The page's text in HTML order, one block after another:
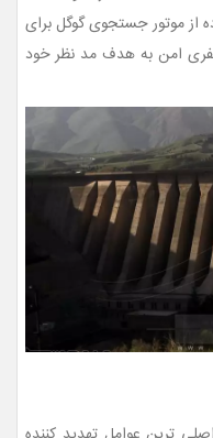
از موتور جستجوی گوگل برای
امن به هدف مد نظر خود